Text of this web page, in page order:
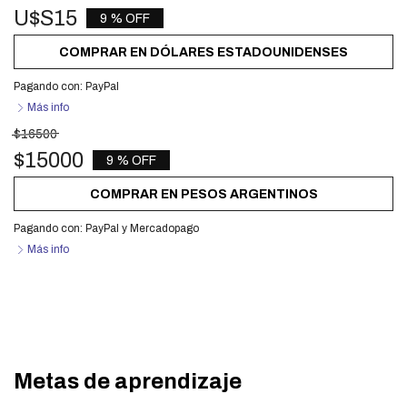
U$S15 9 % OFF
COMPRAR EN DÓLARES ESTADOUNIDENSES
Pagando con: PayPal
Más info
$16500
$15000 9 % OFF
COMPRAR EN PESOS ARGENTINOS
Pagando con: PayPal y Mercadopago
Más info
Metas de aprendizaje